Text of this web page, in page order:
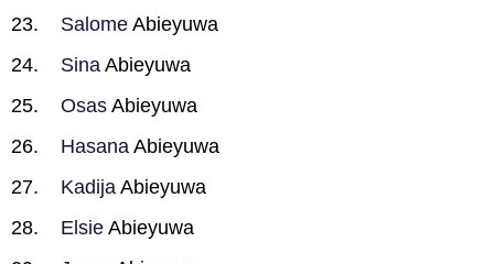
Salome Abieyuwa
Sina Abieyuwa
Osas Abieyuwa
Hasana Abieyuwa
Kadija Abieyuwa
Elsie Abieyuwa